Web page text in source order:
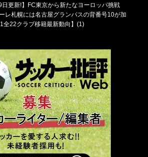
更新!】FC東京から新たなヨーロッパ挑戦
札幌には名古屋グランパスの背番号10が加
全22クラブ移籍最新動向】(1)